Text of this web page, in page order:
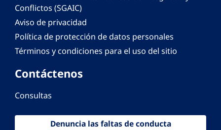
Conflictos (SGAIC)
Aviso de privacidad
Política de protección de datos personales
Términos y condiciones para el uso del sitio
Contáctenos
Consultas
Denuncia las faltas de conducta